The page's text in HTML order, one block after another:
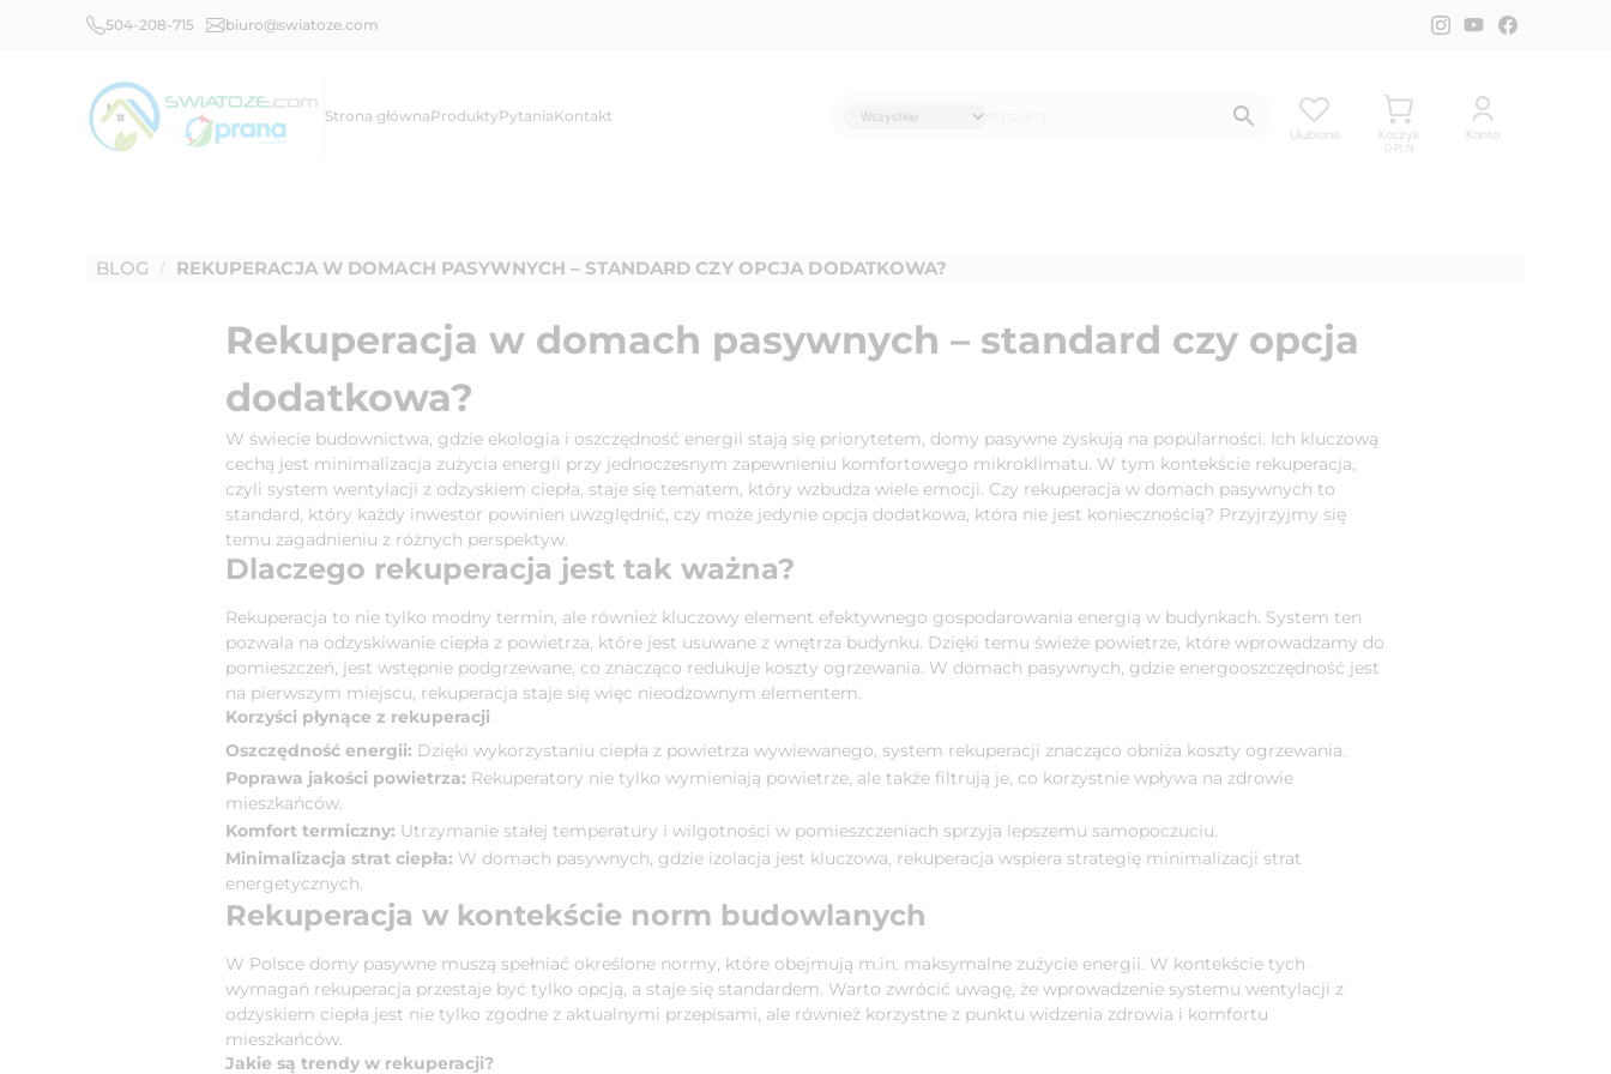
504-208-715 biuro@swiatoze.com
Strona głównaProduktyPytaniaKontakt
Ulubione
Koszyk
0 PLN
Konto
BLOG / REKUPERACJA W DOMACH PASYWNYCH – STANDARD CZY OPCJA DODATKOWA?
Rekuperacja w domach pasywnych – standard czy opcja
dodatkowa?
W świecie budownictwa, gdzie ekologia i oszczędność energii stają się priorytetem, domy pasywne zyskują na popularności. Ich kluczową
cechą jest minimalizacja zużycia energii przy jednoczesnym zapewnieniu komfortowego mikroklimatu. W tym kontekście rekuperacja,
czyli system wentylacji z odzyskiem ciepła, staje się tematem, który wzbudza wiele emocji. Czy rekuperacja w domach pasywnych to
standard, który każdy inwestor powinien uwzględnić, czy może jedynie opcja dodatkowa, która nie jest koniecznością? Przyjrzyjmy się
temu zagadnieniu z różnych perspektyw.
Dlaczego rekuperacja jest tak ważna?
Rekuperacja to nie tylko modny termin, ale również kluczowy element efektywnego gospodarowania energią w budynkach. System ten
pozwala na odzyskiwanie ciepła z powietrza, które jest usuwane z wnętrza budynku. Dzięki temu świeże powietrze, które wprowadzamy do
pomieszczeń, jest wstępnie podgrzewane, co znacząco redukuje koszty ogrzewania. W domach pasywnych, gdzie energooszczędność jest
na pierwszym miejscu, rekuperacja staje się więc nieodzownym elementem.
Korzyści płynące z rekuperacji
Oszczędność energii: Dzięki wykorzystaniu ciepła z powietrza wywiewanego, system rekuperacji znacząco obniża koszty ogrzewania.
Poprawa jakości powietrza: Rekuperatory nie tylko wymieniają powietrze, ale także filtrują je, co korzystnie wpływa na zdrowie
mieszkańców.
Komfort termiczny: Utrzymanie stałej temperatury i wilgotności w pomieszczeniach sprzyja lepszemu samopoczuciu.
Minimalizacja strat ciepła: W domach pasywnych, gdzie izolacja jest kluczowa, rekuperacja wspiera strategię minimalizacji strat
energetycznych.
Rekuperacja w kontekście norm budowlanych
W Polsce domy pasywne muszą spełniać określone normy, które obejmują m.in. maksymalne zużycie energii. W kontekście tych
wymagań rekuperacja przestaje być tylko opcją, a staje się standardem. Warto zwrócić uwagę, że wprowadzenie systemu wentylacji z
odzyskiem ciepła jest nie tylko zgodne z aktualnymi przepisami, ale również korzystne z punktu widzenia zdrowia i komfortu
mieszkańców.
Jakie są trendy w rekuperacji?